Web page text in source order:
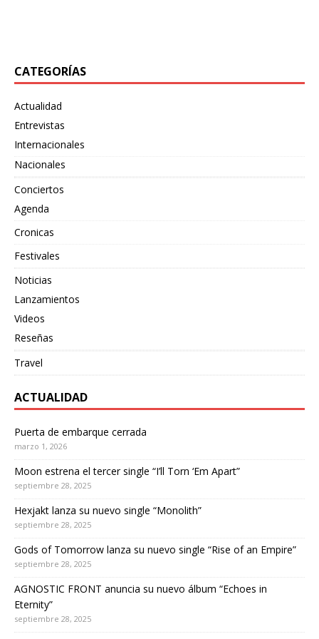
CATEGORÍAS
Actualidad
Entrevistas
Internacionales
Nacionales
Conciertos
Agenda
Cronicas
Festivales
Noticias
Lanzamientos
Videos
Reseñas
Travel
ACTUALIDAD
Puerta de embarque cerrada
marzo 1, 2026
Moon estrena el tercer single “I’ll Torn ‘Em Apart”
septiembre 28, 2025
Hexjakt lanza su nuevo single “Monolith”
septiembre 28, 2025
Gods of Tomorrow lanza su nuevo single “Rise of an Empire”
septiembre 28, 2025
AGNOSTIC FRONT anuncia su nuevo álbum “Echoes in
Eternity”
septiembre 28, 2025